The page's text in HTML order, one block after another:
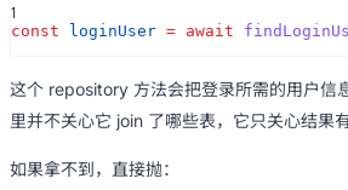
1
const loginUser = await
这个 repository 方法会把登录所需的用户信
里并不关心它 join 了哪些表，它只关心结果
如果拿不到，直接抛：